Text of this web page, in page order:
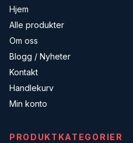
Hjem
Alle produkter
Om oss
Blogg / Nyheter
Kontakt
Handlekurv
Min konto
PRODUKTKATEGORIER